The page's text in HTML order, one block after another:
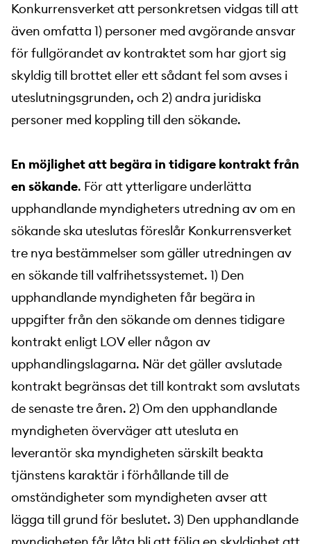
Konkurrensverket att personkretsen vidgas till att
även omfatta 1) personer med avgörande ansvar
för fullgörandet av kontraktet som har gjort sig
skyldig till brottet eller ett sådant fel som avses i
uteslutningsgrunden, och 2) andra juridiska
personer med koppling till den sökande.
En möjlighet att begära in tidigare kontrakt från
en sökande. För att ytterligare underlätta
upphandlande myndigheters utredning av om en
sökande ska uteslutas föreslår Konkurrensverket
tre nya bestämmelser som gäller utredningen av
en sökande till valfrihetssystemet. 1) Den
upphandlande myndigheten får begära in
uppgifter från den sökande om dennes tidigare
kontrakt enligt LOV eller någon av
upphandlingslagarna. När det gäller avslutade
kontrakt begränsas det till kontrakt som avslutats
de senaste tre åren. 2) Om den upphandlande
myndigheten överväger att utesluta en
leverantör ska myndigheten särskilt beakta
tjänstens karaktär i förhållande till de
omständigheter som myndigheten avser att
lägga till grund för beslutet. 3) Den upphandlande